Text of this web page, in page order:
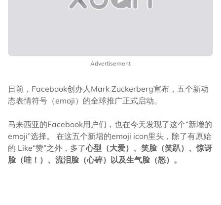
Advertisement
日前，Facebook创办人Mark Zuckerberg宣布，五个新动
态表情符号（emoji）的全球推广正式启动。
马来西亚的Facebook用户们，也在今天发现了这个“新增的
emoji”选择。 在这五个新增的emoji icon里头，除了有原始
的 Like“赞”之外，多了心型（大爱）、笑脸（笑趴）、惊讶
脸（哇！）、流泪脸（心碎）以及生气脸（怒）。